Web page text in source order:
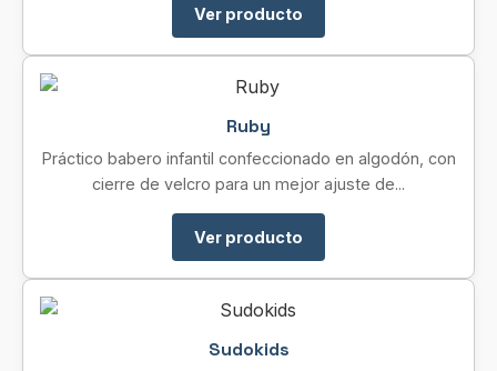
Ver producto
Ruby
Práctico babero infantil confeccionado en algodón, con
cierre de velcro para un mejor ajuste de...
Ver producto
Sudokids